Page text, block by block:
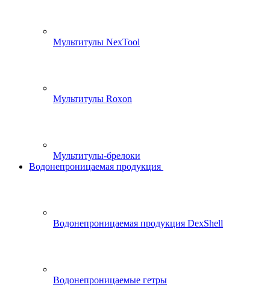
Мультитулы NexTool
Мультитулы Roxon
Мультитулы-брелоки
Водонепроницаемая продукция
Водонепроницаемая продукция DexShell
Водонепроницаемые гетры